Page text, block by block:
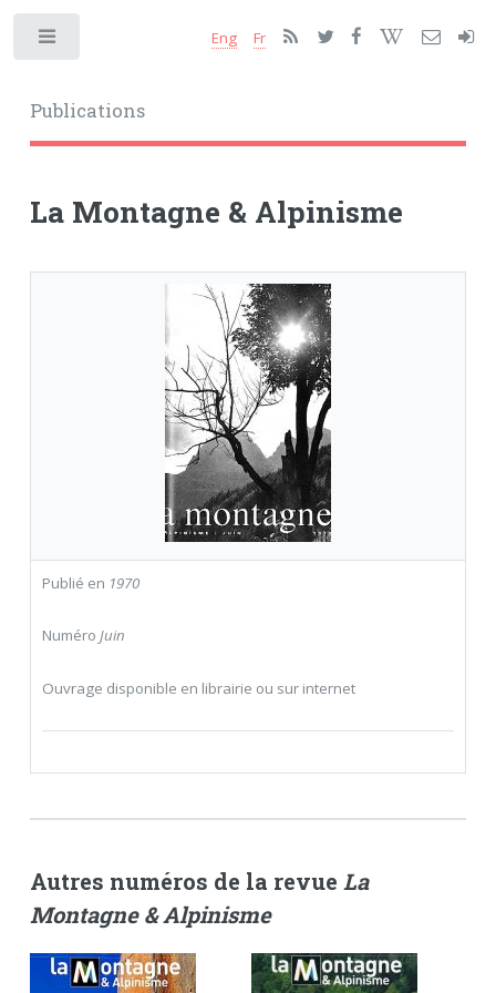
Publications
Eng Fr
La Montagne & Alpinisme
Publié en 1970
Numéro Juin
Ouvrage disponible en librairie ou sur internet
Autres numéros de la revue La
Montagne & Alpinisme